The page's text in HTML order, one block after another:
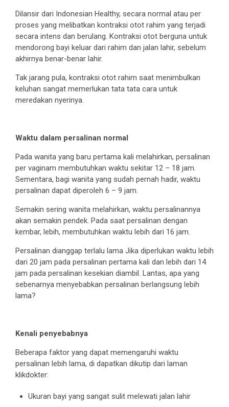
Dilansir dari Indonesian Healthy, secara normal atau per
proses yang melibatkan kontraksi otot rahim yang terjadi
secara intens dan berulang. Kontraksi otot berguna untuk
mendorong bayi keluar dari rahim dan jalan lahir, sebelum
akhirnya benar-benar lahir.
Tak jarang pula, kontraksi otot rahim saat menimbulkan
keluhan sangat memerlukan tata tata cara untuk
meredakan nyerinya.
Waktu dalam persalinan normal
Pada wanita yang baru pertama kali melahirkan, persalinan
per vaginam membutuhkan waktu sekitar 12 – 18 jam.
Sementara, bagi wanita yang sudah pernah hadir, waktu
persalinan dapat diperoleh 6 – 9 jam.
Semakin sering wanita melahirkan, waktu persalinannya
akan semakin pendek. Pada saat persalinan dengan
kembar, lebih, membutuhkan waktu lebih dari 16 jam.
Persalinan dianggap terlalu lama Jika diperlukan waktu lebih
dari 20 jam pada persalinan pertama kali dan lebih dari 14
jam pada persalinan kesekian diambil. Lantas, apa yang
sebenarnya menyebabkan persalinan berlangsung lebih
lama?
Kenali penyebabnya
Beberapa faktor yang dapat memengaruhi waktu
persalinan lebih lama, di dapatkan dikutip dari laman
klikdokter:
Ukuran bayi yang sangat sulit melewati jalan lahir